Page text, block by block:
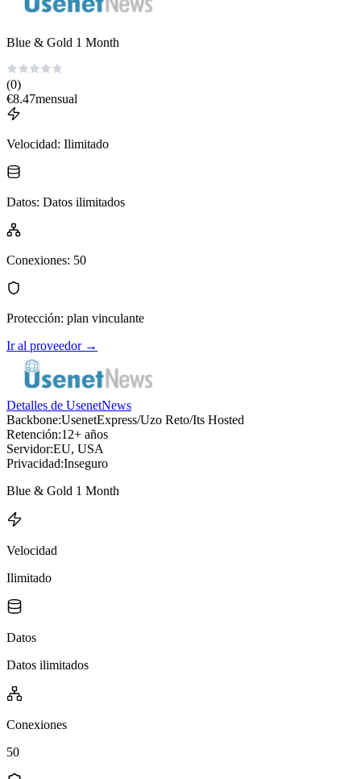
Blue & Gold 1 Month
(0)
€8.47mensual
Velocidad: Ilimitado
Datos: Datos ilimitados
Conexiones: 50
Protección: plan vinculante
Ir al proveedor→
Detalles de UsenetNews
Backbone:UsenetExpress/Uzo Reto/Its Hosted
Retención:12+ años
Servidor:EU, USA
Privacidad:Inseguro
Blue & Gold 1 Month
Velocidad
Ilimitado
Datos
Datos ilimitados
Conexiones
50